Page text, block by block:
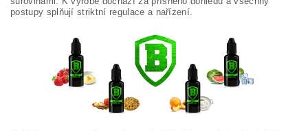
postupy splňují striktní regulace a nařízení.